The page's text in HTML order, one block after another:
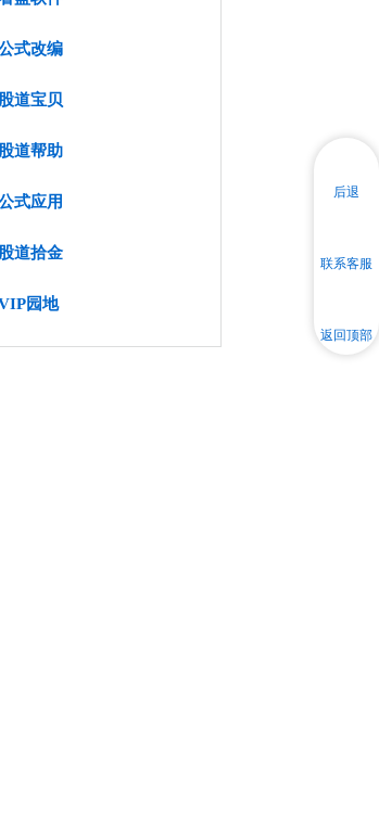
式改编
股道宝贝
股道帮助
式应用
股道拾金
园地
后退
联系客服
返回顶部